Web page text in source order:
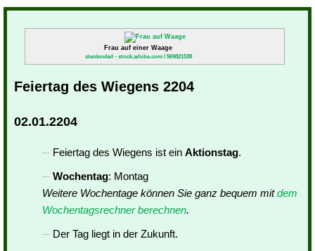
Frau auf einer Waage
stenkovlad - stock.adobe.com / 569821538
Feiertag des Wiegens 2204
02.01.2204
Feiertag des Wiegens ist ein Aktionstag.
Wochentag: Montag
Weitere Wochentage können Sie ganz bequem mitdem
Wochentagsrechner berechnen.
Der Tag liegt in der Zukunft.